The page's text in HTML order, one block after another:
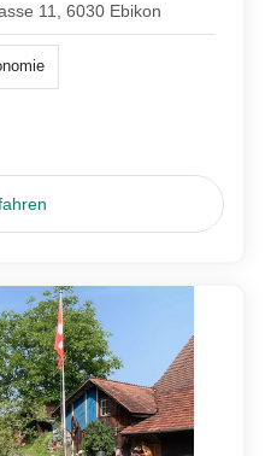
11, 6030 Ebikon